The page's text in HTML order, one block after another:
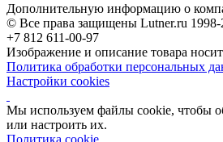
Дополнительную информацию о
© Все права защищены Lutner.ru 1998-
+7 812 611-00-97
Изображение и описание товара
Политика обработки персональных
Настройки cookies
Мы используем файлы cookie, чтобы
или настроить их.
Политика cookie